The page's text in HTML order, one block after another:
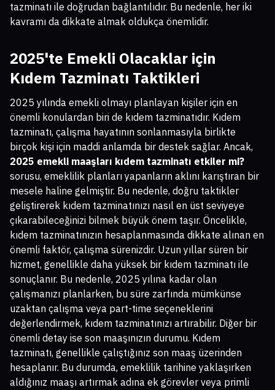
tazminatı ile doğrudan bağlantılıdır. Bu nedenle, her iki
kavramı da dikkate almak oldukça önemlidir.
2025'te Emekli Olacaklar için
Kıdem Tazminatı Taktikleri
2025 yılında emekli olmayı planlayan kişiler için en
önemli konulardan biri de kıdem tazminatıdır. Kıdem
tazminatı, çalışma hayatının sonlanmasıyla birlikte
birçok kişi için maddi anlamda bir destek sağlar. Ancak,
2025 emekli maaşları kıdem tazminatı etkiler mi?
sorusu, emeklilik planları yapanların aklını karıştıran bir
mesele haline gelmiştir. Bu nedenle, doğru taktikler
geliştirerek kıdem tazminatınızı nasıl en üst seviyeye
çıkarabileceğinizi bilmek büyük önem taşır. Öncelikle,
kıdem tazminatınızın hesaplanmasında dikkate alınan en
önemli faktör, çalışma sürenizdir. Uzun yıllar süren bir
hizmet, genellikle daha yüksek bir kıdem tazminatı ile
sonuçlanır. Bu nedenle, 2025 yılına kadar olan
çalışmanızı planlarken, bu süre zarfında mümkünse
uzaktan çalışma veya part-time seçeneklerini
değerlendirmek, kıdem tazminatınızı artırabilir. Diğer bir
önemli detay ise son maaşınızın durumu. Kıdem
tazminatı, genellikle çalıştığınız son maaş üzerinden
hesaplanır. Bu durumda, emeklilik tarihine yaklaşırken
aldığınız maaşı artırmak adına ek görevler veya primli